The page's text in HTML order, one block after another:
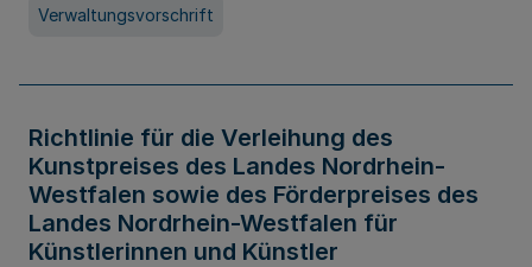
Verwaltungsvorschrift
Richtlinie für die Verleihung des
Kunstpreises des Landes Nordrhein-
Westfalen sowie des Förderpreises des
Landes Nordrhein-Westfalen für
Künstlerinnen und Künstler